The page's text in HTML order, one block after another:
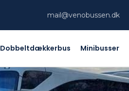
mail@venobussen.dk​
Dobbeltdækkerbus Minibusser